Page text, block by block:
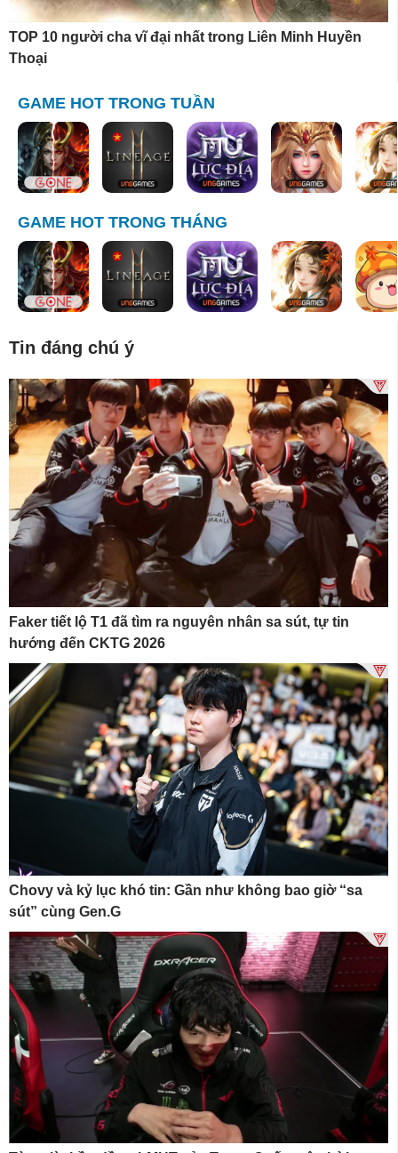
TOP 10 người cha vĩ đại nhất trong Liên Minh Huyền
Thoại
GAME HOT TRONG TUẦN
GAME HOT TRONG THÁNG
Tin đáng chú ý
Faker tiết lộ T1 đã tìm ra nguyên nhân sa sút, tự tin
hướng đến CKTG 2026
Chovy và kỷ lục khó tin: Gần như không bao giờ “sa
sút” cùng Gen.G